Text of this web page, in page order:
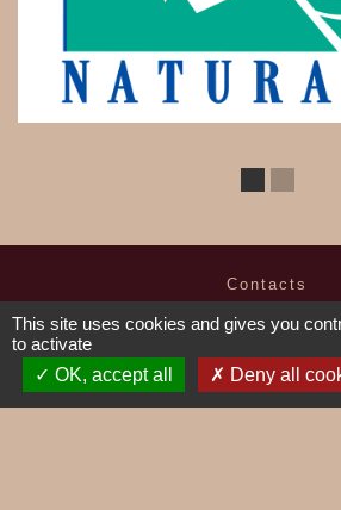
Contacts
Commune de Mieussy
1, place de la Mairie
74440 Mieussy -
+33 4 50 43 01 67
This site uses cookies and gives you
to activate
OK, accept all
Deny all